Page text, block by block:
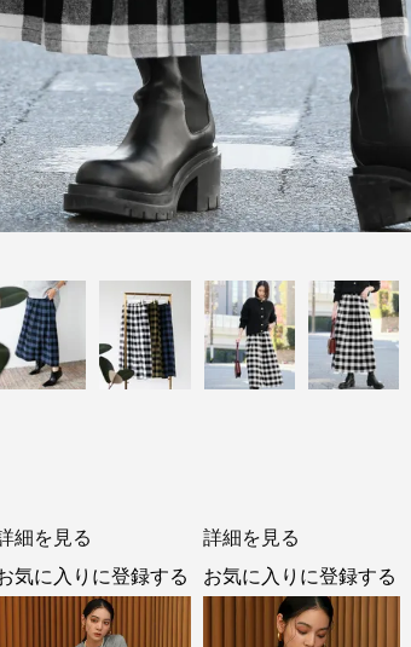
細を見る
気に入りに登録する
詳細を見る
お気に入りに登録する